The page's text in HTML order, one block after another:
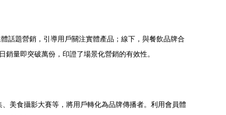
話題營銷，引導用戶關注實體產品；線下，與餐飲品牌合
量即突破萬份，印證了場景化營銷的有效性。
美食攝影大賽等，將用戶轉化為品牌傳播者。利用會員體